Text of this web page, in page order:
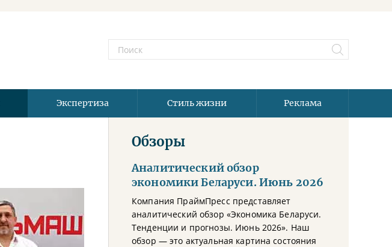
Экспертиза Стиль жизни Реклама
Обзоры
Аналитический обзор
экономики Беларуси. Июнь 2026
Компания ПраймПресс представляет
аналитический обзор «Экономика Беларуси.
Тенденции и прогнозы. Июнь 2026». Наш
обзор — это актуальная картина состояния